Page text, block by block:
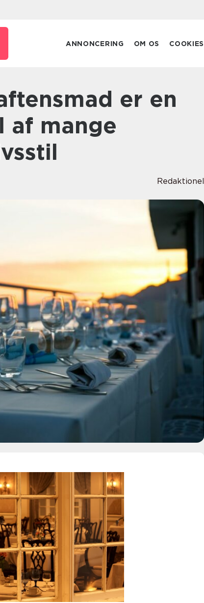
ANNONCERING OM OS COOKIES
af mange
Redaktionel